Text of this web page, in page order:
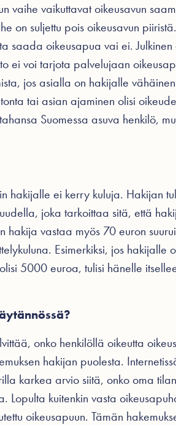
vaihe vaikuttavat oikeusavun
on suljettu pois oikeusavun
saada oikeusapua vai ei. Julkinen
ei voi tarjota palvelujaan
jos asialla on hakijalle
tai asian ajaminen olisi
Suomessa asuva henkilö,
hakijalle ei kerry kuluja. Hakijan
joka tarkoittaa sitä, että
hakija vastaa myös 70 euron
Esimerkiksi, jos hakijalle
5000 euroa, tulisi hänelle
onko henkilöllä oikeutta
hakijan puolesta.
karkea arvio siitä, onko oma
kuitenkin vasta
oikeusapuun. Tämän